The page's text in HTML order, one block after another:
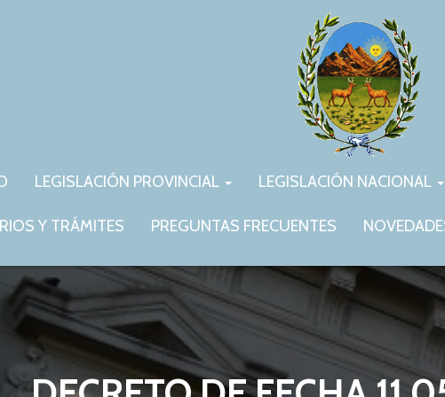
LEGISLACIÓN PROVINCIAL LEGISLACIÓN NACIONAL
Y TRÁMITES PREGUNTAS FRECUENTES